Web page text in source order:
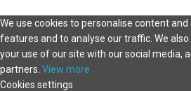
We use cookies to personalise content
features and to analyse our traffic. We
your use of our site with our social media,
partners. View more
Cookies settings